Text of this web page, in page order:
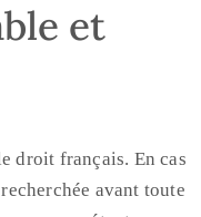
et
droit français. En cas
avant toute